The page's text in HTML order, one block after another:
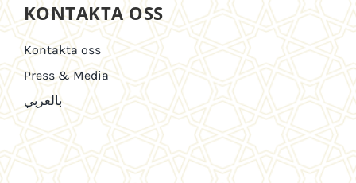
KONTAKTA OSS
Kontakta oss
Press & Media
بالعربي